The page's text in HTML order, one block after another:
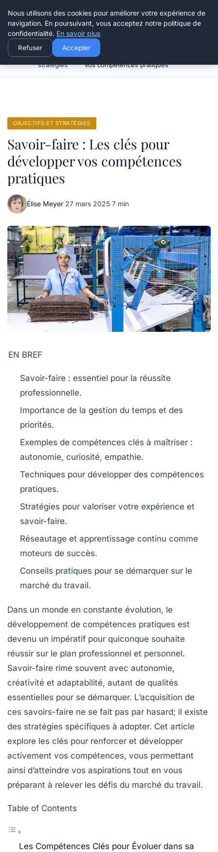
Henry Panky
Objectifs et
stratégies
Savoir-faire : Les clés pour développer
vos compétences pratiques
OBJECTIFS ET STRATÉGIES
Savoir-faire : Les clés pour
développer vos compétences
pratiques
Élise Meyer·27 mars 2025·7 min
EN BREF
Savoir-faire : essentiel pour la réussite
professionnelle.
Importance de la gestion du temps et des
priorités.
Exemples de compétences clés à maîtriser :
autonomie, curiosité, empathie.
Techniques pour développer des compétences
pratiques.
Stratégies pour valoriser votre expérience et
savoir-faire.
Réseautage et apprentissage continu comme
moteurs de succès.
Conseils pratiques pour se démarquer sur le
marché du travail.
Dans un monde en constante évolution, le
développement de compétences pratiques est
devenu un impératif pour quiconque souhaite
réussir sur le plan professionnel et personnel.
Savoir-faire rime souvent avec autonomie,
créativité et adaptabilité, autant de qualités
essentielles pour se démarquer. L’acquisition de
ces savoirs-faire ne se fait pas par hasard; il existe
des stratégies spécifiques à adopter. Cet article
explore les clés pour renforcer et développer
activement vos compétences, vous permettant
ainsi d’atteindre vos aspirations tout en vous
préparant à relever les défis du marché du travail.
Table of Contents
Les Compétences Clés pour Évoluer dans sa
Nous utilisons des cookies pour améliorer votre expérience de
navigation. En poursuivant, vous acceptez notre politique de
confidentialité. En savoir plus
Refuser Accepter